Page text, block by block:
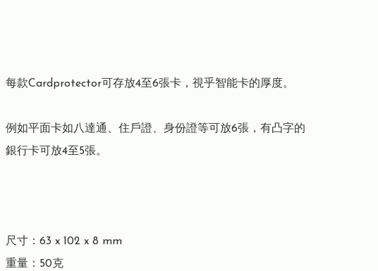
每款Cardprotector可存放4至6張卡，視乎智能卡的厚度。
例如平面卡如八達通、住戶證、身份證等可放6張，有凸字的
銀行卡可放4至5張。
尺寸：63 x 102 x 8 mm
重量：50克